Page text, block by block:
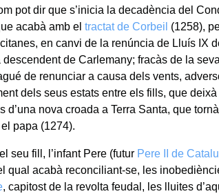
pot dir que s’inicia la decadència del
acabà amb eltractat de Corbeil (1258),
en canvi de la renúncia de Lluís IX
de Carlemany; fracàs de la
de renunciar a causa dels vents,
dels seus estats entre els fills, que
d’una nova croada a Terra Santa, que
papa (1274).
seu fill, l’infant Pere (futur Pere II de
qual acabà reconciliant-se, les
, capitost de la revolta feudal, les lluites